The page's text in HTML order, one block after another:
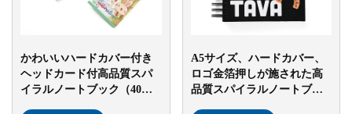
かわいいハードカバー付き
ヘッドカード付高品質スパ
イラルノートブック（40ペ
A5サイズ、ハードカバー、
ロゴ金箔押しが施された高
品質スパイラルノートブッ